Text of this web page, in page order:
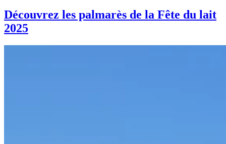
Découvrez les palmarès de la Fête du lait
2025